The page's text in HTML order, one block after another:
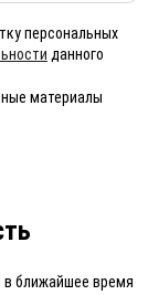
персональных
данного
материалы
ближайшее время